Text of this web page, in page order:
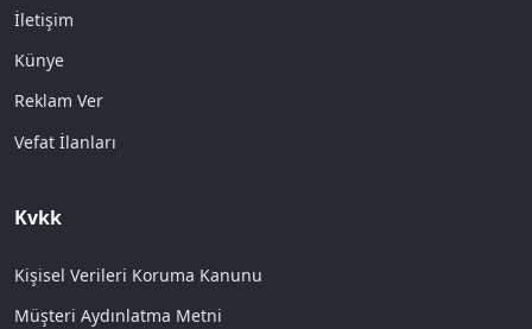
İletişim
Künye
Reklam Ver
Vefat İlanları
Kvkk
Kişisel Verileri Koruma Kanunu
Müşteri Aydınlatma Metni